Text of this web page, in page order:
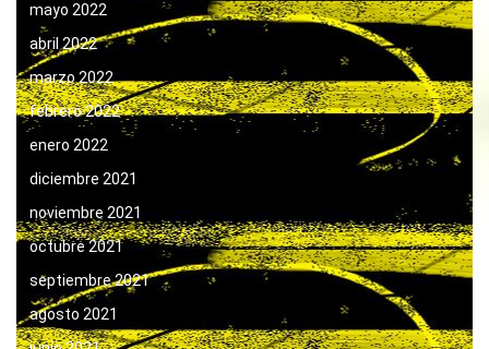
mayo 2022
abril 2022
marzo 2022
febrero 2022
enero 2022
diciembre 2021
noviembre 2021
octubre 2021
septiembre 2021
agosto 2021